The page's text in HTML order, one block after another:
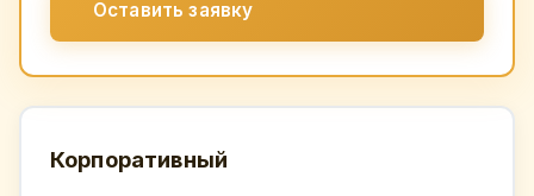
Оставить заявку
Корпоративный